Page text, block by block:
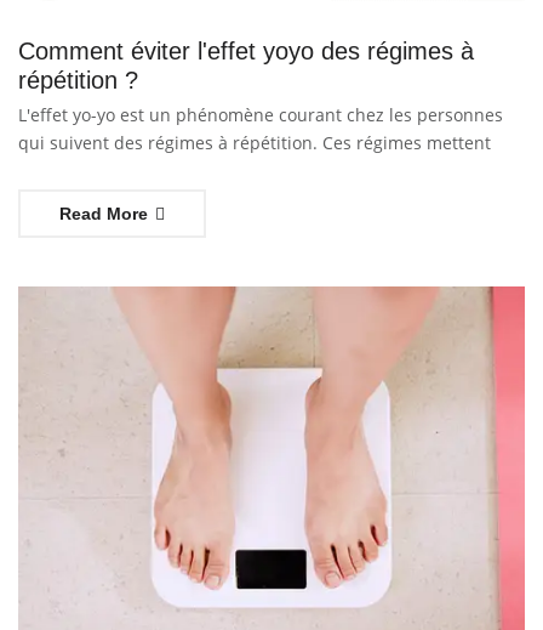
Comment éviter l'effet yoyo des régimes à
répétition ?
L'effet yo-yo est un phénomène courant chez les personnes
qui suivent des régimes à répétition. Ces régimes mettent
Read More